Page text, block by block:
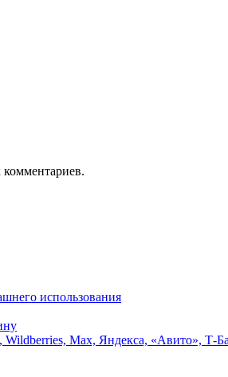
использования
Max, Яндекса, «Авито», Т-